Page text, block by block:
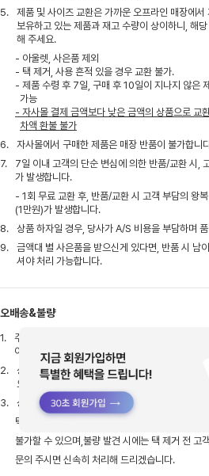
5.
제품 및 사이즈 교환은 가까운 오프라인 매장에
보유하고 있는 제품과 재고 수량이 상이하니, 해
해 주세요.
- 아울렛, 사은품 제외
- 택 제거, 사용 흔적 있을 경우 교환 불가.
- 제품 수령 후 7일, 구매 후 10일이 지나지 않은
가능
- 자사몰 결제 금액보다 낮은 금액의 상품으로 교환
차액 환불 불가
6.
자사몰에서 구매한 제품은 매장 반품이 불가합니
7.
7일 이내 고객의 단순 변심에 의한 반품/교환 시,
가 발생합니다.
- 1회 무료 교환 후, 반품/교환 시 고객 부담의 왕복
(1만원)가 발생합니다.
8.
상품 하자일 경우, 당사가 A/S 비용을 부담하며
9.
금액대 별 사은품을 받으신게 있다면, 반품 시 남
셔야 처리 가능합니다.
오배송&불량
1.
주문취소방법 : 로그인 후 마이페이지 > 주문조회
여부 확인 후 취소처리 진행됩니다.)
2.
상품불량시 고객센터로 접수해주시면 불량내용
으로 진행됩니다.
3.
상품 수령 후 택 제거 전, 불량/오염 등 하자 여부
택 제거 시 초기 불량 확인이 어려워 교환/반품이
불가할 수 있으며,불량 발견 시에는 택 제거 전 고
문의 주시면 신속히 처리해 드리겠습니다.